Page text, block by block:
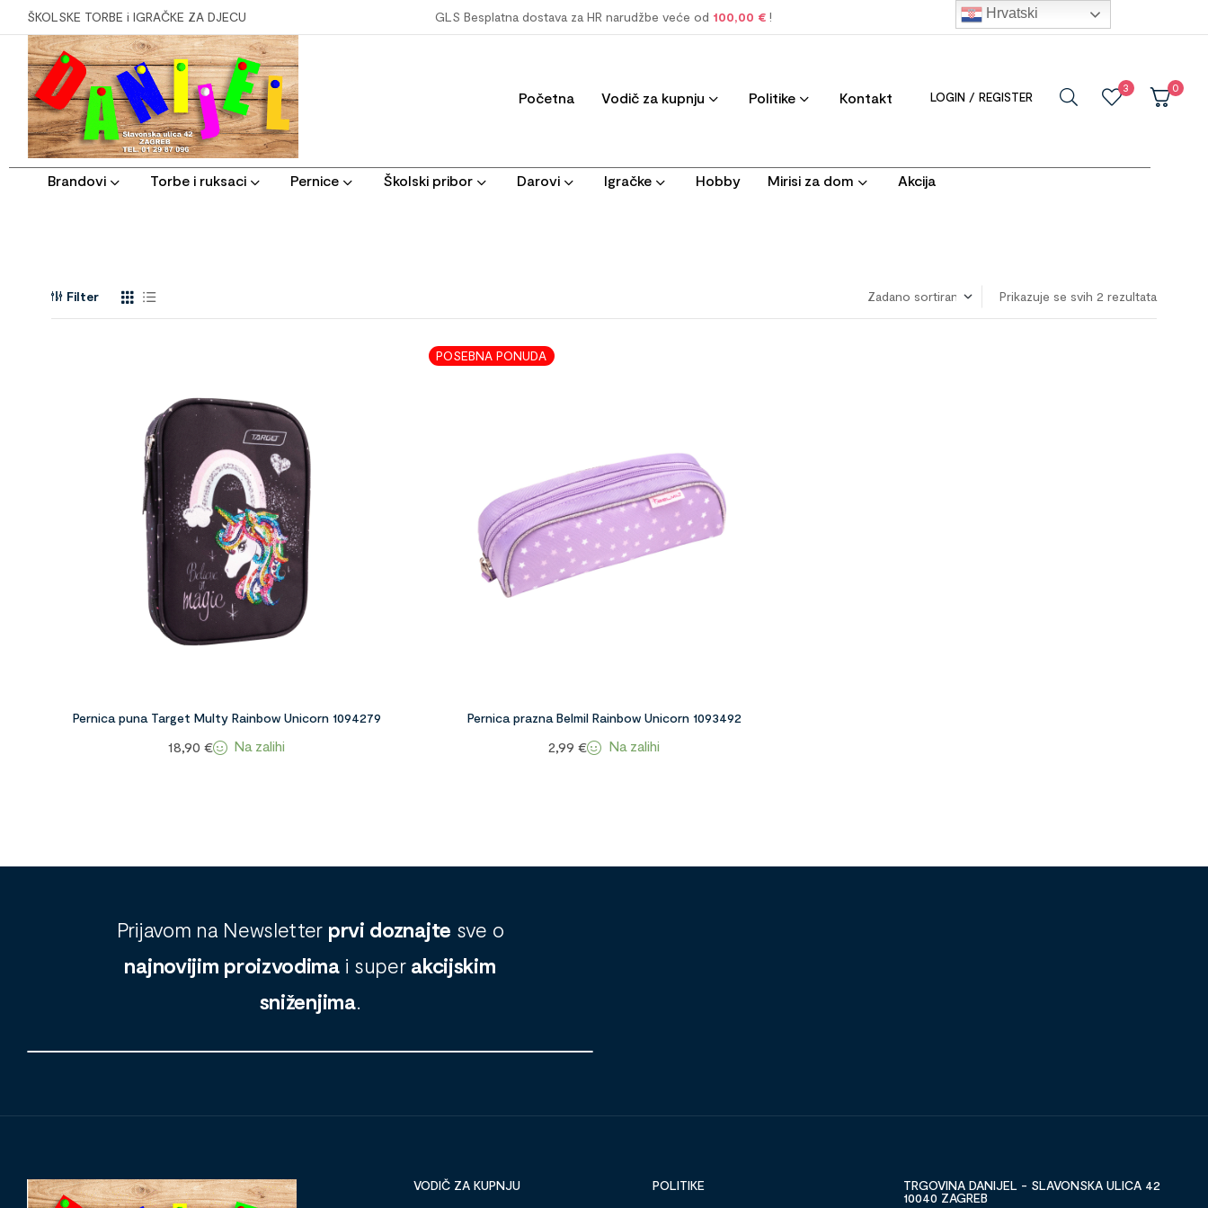
ŠKOLSKE TORBE i IGRAČKE ZA DJECU GLS Besplatna dostava za HR narudžbe veće od 100,00 € !
Početna Vodič za kupnju Politike Kontakt LOGIN / REGISTER
3 0
Brandovi Torbe i ruksaci Pernice Školski pribor Darovi Igračke Hobby Mirisi za dom Akcija
Filter Prikazuje se svih 2 rezultata
Pernica puna Target Multy Rainbow Unicorn 1094279
18,90 € Na zalihi
POSEBNA PONUDA
Pernica prazna Belmil Rainbow Unicorn 1093492
2,99€ Na zalihi
Prijavom na Newsletter prvi doznajte sve o
najnovijim proizvodimai super akcijskim
sniženjima.
VODIČ ZA KUPNJU POLITIKE
TRGOVINA DANIJEL - SLAVONSKA ULICA 42
10040 ZAGREB
Hrvatski